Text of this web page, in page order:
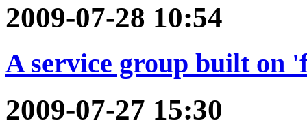
2009-07-28 10:54
A service group built on
2009-07-27 15:30